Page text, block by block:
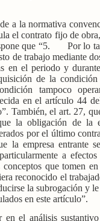
a la normativa
el contrato fijo de
que “5.
Por lo
de trabajo mediante
en el periodo y
de la
tampoco
en el artículo 44
También, el art. 27,
la obligación de la
por el último
la empresa entrante
a
conceptos que tomen
reconocido el
la subrogación y
en este artículo”.
en el análisis